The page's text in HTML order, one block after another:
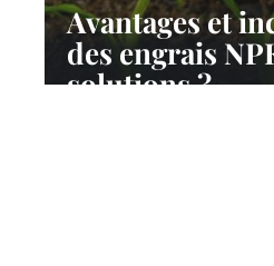
Avantages et
des engrais
solutions ?